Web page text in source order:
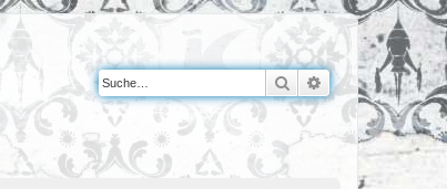
Suche Erweiterte Suche